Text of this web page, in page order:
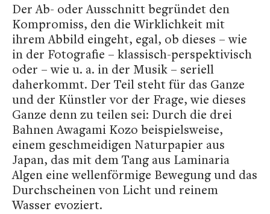
Der Ab- oder Ausschnitt begründet den
Kompromiss, den die Wirklichkeit mit
ihrem Abbild eingeht, egal, ob dieses – wie
in der Fotografie – klassisch-perspektivisch
oder – wie u. a. in der Musik – seriell
daherkommt. Der Teil steht für das Ganze
und der Künstler vor der Frage, wie dieses
Ganze denn zu teilen sei: Durch die drei
Bahnen Awagami Kozo beispielsweise,
einem geschmeidigen Naturpapier aus
Japan, das mit dem Tang aus Laminaria
Algen eine wellenförmige Bewegung und das
Durchscheinen von Licht und reinem
Wasser evoziert.